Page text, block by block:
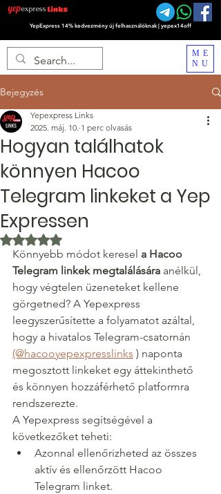
YepExpress 14% kedvezmény új felhasználóknak | yepex14off
ME
NU
Bejegyzés
Hogyan találhatok
könnyen Hacoo
Telegram linkeket a Yep
Expressen
Yepexpress Links
2025. máj. 10. 1 perc olvasás
NaN csillagot kapott az 5-ből.
Könnyebb módot keresel a Hacoo
Telegram linkek megtalálására anélkül,
hogy végtelen üzeneteket kellene
görgetned? A Yepexpress
leegyszerűsítette a folyamatot azáltal,
hogy a hivatalos Telegram-csatornán
(@hacooyepexpresslinks ) naponta
megosztott linkeket egy áttekinthető
és könnyen hozzáférhető platformra
rendszerezte.
A Yepexpress segítségével a
következőket teheti:
Azonnal ellenőrizheted az összes
aktív és ellenőrzött Hacoo
Telegram linket.